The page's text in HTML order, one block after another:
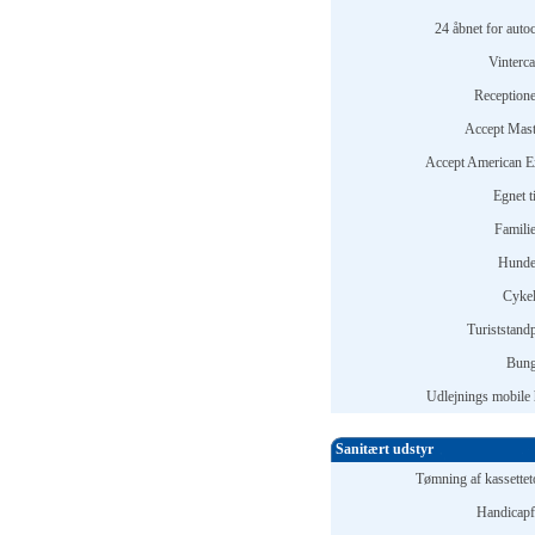
24 åbnet for
Accept
Accept American
Egnet
Udlejnings mobile
Sanitært udstyr
Tømning af